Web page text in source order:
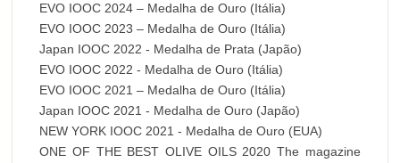
EVO IOOC 2024 – Medalha de Ouro (Itália)
EVO IOOC 2023 – Medalha de Ouro (Itália)
Japan IOOC 2022 - Medalha de Prata (Japão)
EVO IOOC 2022 - Medalha de Ouro (Itália)
EVO IOOC 2021 – Medalha de Ouro (Itália)
Japan IOOC 2021 - Medalha de Ouro (Japão)
NEW YORK IOOC 2021 - Medalha de Ouro (EUA)
ONE OF THE BEST OLIVE OILS 2020 The magazine